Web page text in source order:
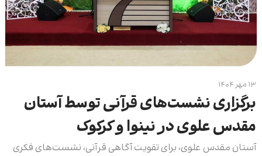
۱۳ مهر ۱۴۰۴
برگزاری نشست‌های قرآنی توسط آستان
مقدس علوی در نینوا و کرکوک
آستان مقدس علوی، برای تقویت آگاهی قرآنی، نشست‌های فکری